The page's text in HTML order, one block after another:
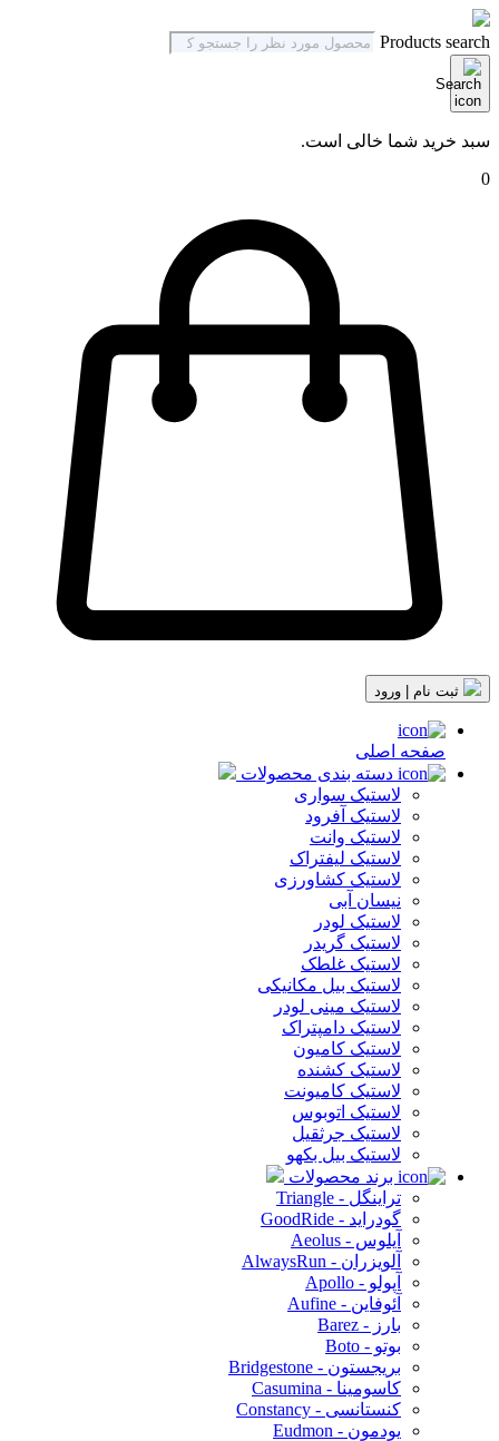
Products search
سبد خرید شما خالی است.
0
صفحه اصلی
دسته بندی محصولات
لاستیک سواری
لاستیک آفرود
لاستیک وانت
لاستیک لیفتراک
لاستیک کشاورزی
نیسان آبی
لاستیک لودر
لاستیک گریدر
لاستیک غلطک
لاستیک بیل مکانیکی
لاستیک مینی لودر
لاستیک دامپتراک
لاستیک کامیون
لاستیک کشنده
لاستیک کامیونت
لاستیک اتوبوس
لاستیک جرثقیل
لاستیک بیل بکهو
برند محصولات
تراینگل - Triangle
گودراید - GoodRide
آیلوس - Aeolus
آلویزران - AlwaysRun
آپولو - Apollo
آئوفاین - Aufine
بارز - Barez
بوتو - Boto
بریجستون - Bridgestone
کاسومینا - Casumina
کنستانسی - Constancy
یودمون - Eudmon